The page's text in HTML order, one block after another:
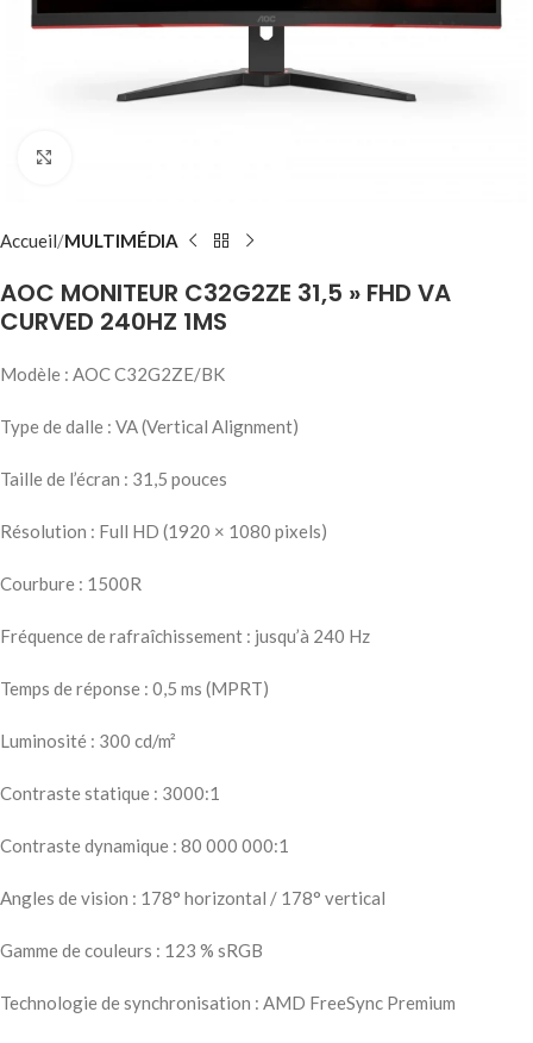
Accueil MULTIMÉDIA
AOC MONITEUR C32G2ZE 31,5 » FHD VA
CURVED 240HZ 1MS
Modèle : AOC C32G2ZE/BK
Type de dalle : VA (Vertical Alignment)
Taille de l’écran : 31,5 pouces
Résolution : Full HD (1920 × 1080 pixels)
Courbure : 1500R
Fréquence de rafraîchissement : jusqu’à 240 Hz
Temps de réponse : 0,5 ms (MPRT)
Luminosité : 300 cd/m²
Contraste statique : 3000:1
Contraste dynamique : 80 000 000:1
Angles de vision : 178° horizontal / 178° vertical
Gamme de couleurs : 123 % sRGB
Technologie de synchronisation : AMD FreeSync Premium